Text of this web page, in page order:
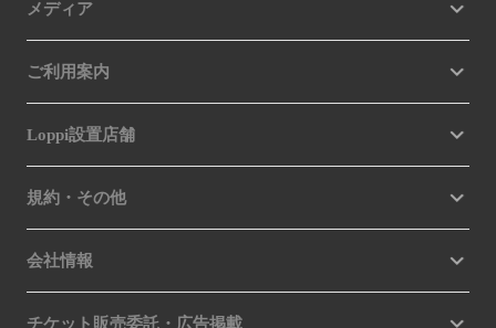
メディア
ご利用案内
Loppi設置店舗
規約・その他
会社情報
チケット販売委託・広告掲載